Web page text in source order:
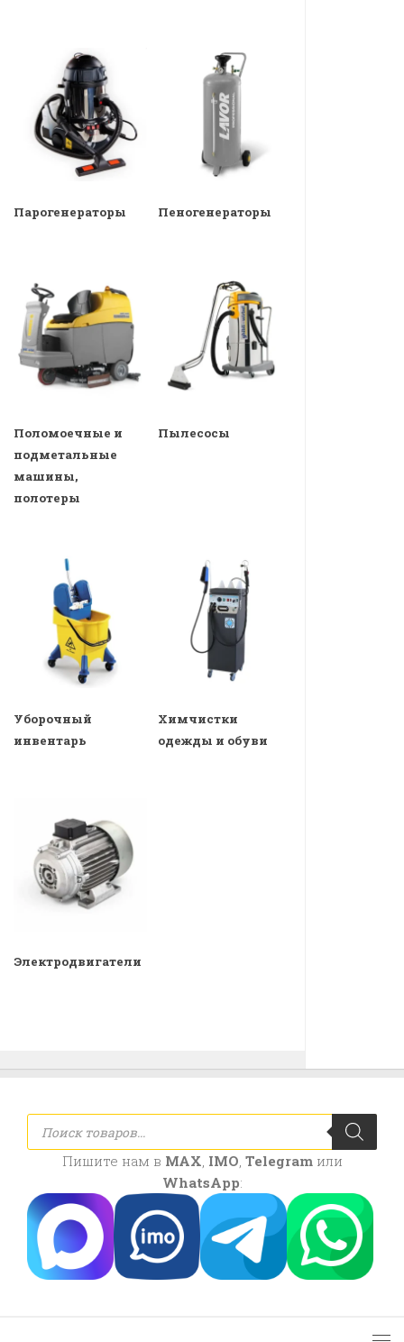
Парогенераторы Пеногенераторы
Поломоечные и
подметальные
машины,
полотеры
Пылесосы
Уборочный
инвентарь
Химчистки
одежды и обуви
Электродвигатели
Поиск
товаров
Пишите нам в MAX, IMO, Telegramили
WhatsApp: